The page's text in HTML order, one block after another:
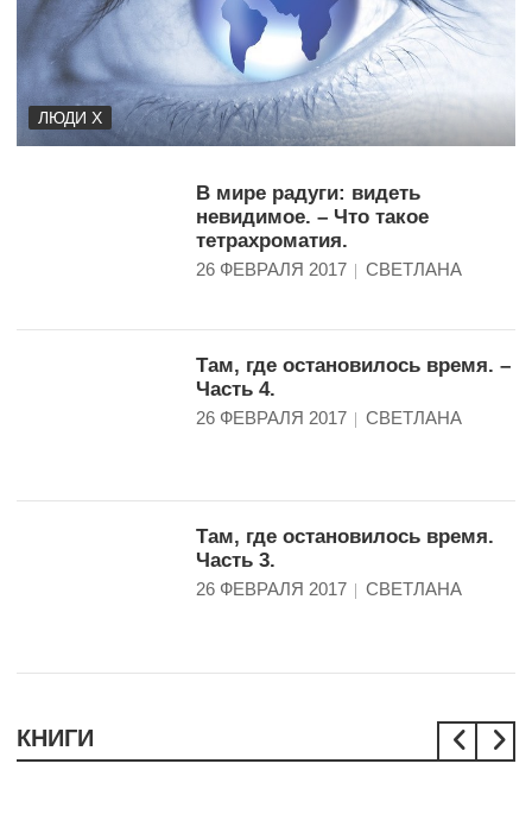
ЛЮДИ Х
СВЕТЛАНА
В мире радуги: видеть
невидимое. – Что такое
тетрахроматия.
26 ФЕВРАЛЯ 2017 СВЕТЛАНА
Там, где остановилось время. –
Часть 4.
26 ФЕВРАЛЯ 2017 СВЕТЛАНА
Там, где остановилось время.
Часть 3.
26 ФЕВРАЛЯ 2017 СВЕТЛАНА
КНИГИ